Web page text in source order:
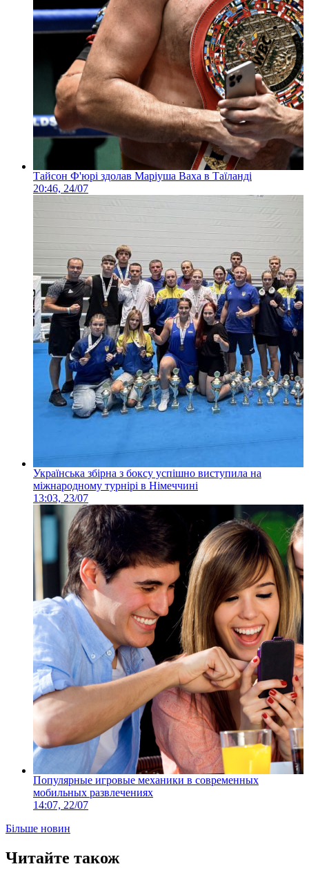
Тайсон Ф'юрі здолав Маріуша Ваха в Таїланді
20:46, 24/07
Українська збірна з боксу успішно виступила на
міжнародному турнірі в Німеччині
13:03, 23/07
Популярные игровые механики в современных
мобильных развлечениях
14:07, 22/07
Більше новин
Читайте також